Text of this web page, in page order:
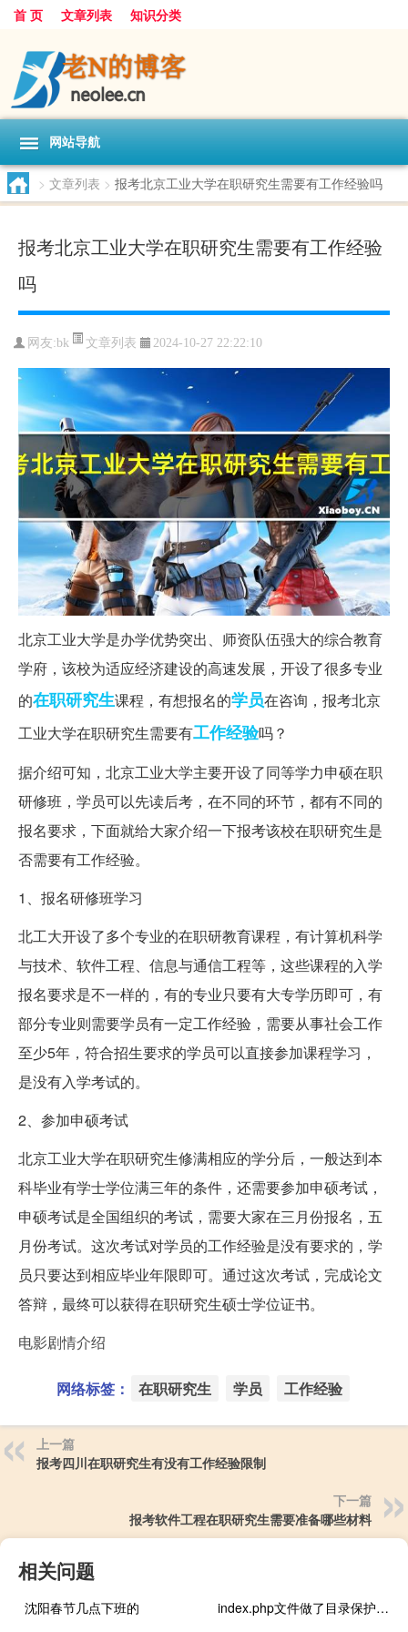
首 页 文章列表 知识分类
网站导航
> 文章列表 > 报考北京工业大学在职研究生需要有工作经验吗
报考北京工业大学在职研究生需要有工作经验
吗
网友:bk 文章列表 2024-10-27 22:22:10
北京工业大学是办学优势突出、师资队伍强大的综合教育
学府，该校为适应经济建设的高速发展，开设了很多专业
的在职研究生课程，有想报名的学员在咨询，报考北京
工业大学在职研究生需要有工作经验吗？
据介绍可知，北京工业大学主要开设了同等学力申硕在职
研修班，学员可以先读后考，在不同的环节，都有不同的
报名要求，下面就给大家介绍一下报考该校在职研究生是
否需要有工作经验。
1、报名研修班学习
北工大开设了多个专业的在职研教育课程，有计算机科学
与技术、软件工程、信息与通信工程等，这些课程的入学
报名要求是不一样的，有的专业只要有大专学历即可，有
部分专业则需要学员有一定工作经验，需要从事社会工作
至少5年，符合招生要求的学员可以直接参加课程学习，
是没有入学考试的。
2、参加申硕考试
北京工业大学在职研究生修满相应的学分后，一般达到本
科毕业有学士学位满三年的条件，还需要参加申硕考试，
申硕考试是全国组织的考试，需要大家在三月份报名，五
月份考试。这次考试对学员的工作经验是没有要求的，学
员只要达到相应毕业年限即可。通过这次考试，完成论文
答辩，最终可以获得在职研究生硕士学位证书。
电影剧情介绍
网络标签： 在职研究生 学员 工作经验
上一篇
报考四川在职研究生有没有工作经验限制
下一篇
报考软件工程在职研究生需要准备哪些材料
相关问题
沈阳春节几点下班的
index.php文件做了目录保护还被修改